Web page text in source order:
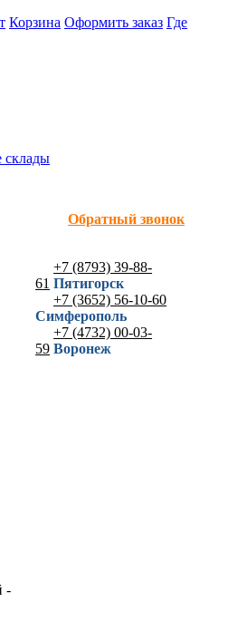
Корзина Оформить заказ Где
склады
Обратный звонок
+7 (8793) 39-88-
61 Пятигорск
+7 (3652) 56-10-60
Симферополь
+7 (4732) 00-03-
59 Воронеж
-